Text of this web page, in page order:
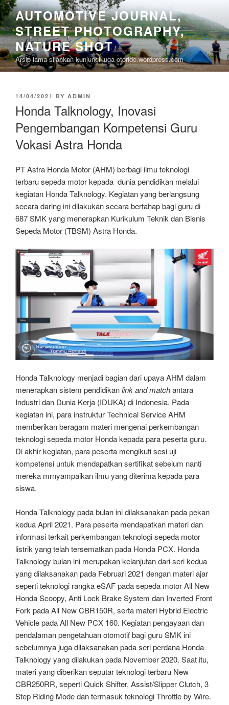
Skip
to
content
AUTOMOTIVE JOURNAL,
STREET PHOTOGRAPHY,
NATURE SHOT
Arsip lama silahkan kunjungi juga otoride.wordpress.com
POSTED
14/04/2021 BY ADMIN
Honda Talknology, Inovasi
Pengembangan Kompetensi Guru
Vokasi Astra Honda
PT Astra Honda Motor (AHM) berbagi ilmu teknologi
terbaru sepeda motor kepada dunia pendidikan melalui
kegiatan Honda Talknology. Kegiatan yang berlangsung
secara daring ini dilakukan secara bertahap bagi guru di
687 SMK yang menerapkan Kurikulum Teknik dan Bisnis
Sepeda Motor (TBSM) Astra Honda.
Honda Talknology menjadi bagian dari upaya AHM dalam
menerapkan sistem pendidikanlink and matchantara
Industri dan Dunia Kerja (IDUKA) di Indonesia. Pada
kegiatan ini, para instruktur Technical Service AHM
memberikan beragam materi mengenai perkembangan
teknologi sepeda motor Honda kepada para peserta guru.
Di akhir kegiatan, para peserta mengikuti sesi uji
kompetensi untuk mendapatkan sertifikat sebelum nanti
mereka mrnyampaikan ilmu yang diterima kepada para
siswa.
Honda Talknology pada bulan ini dilaksanakan pada pekan
kedua April 2021. Para peserta mendapatkan materi dan
informasi terkait perkembangan teknologi sepeda motor
listrik yang telah tersematkan pada Honda PCX. Honda
Talknology bulan ini merupakan kelanjutan dari seri kedua
yang dilaksanakan pada Februari 2021 dengan materi ajar
seperti teknologi rangka eSAF pada sepeda motor All New
Honda Scoopy, Anti Lock Brake System dan Inverted Front
Fork pada All New CBR150R, serta materi Hybrid Electric
Vehicle pada All New PCX 160. Kegiatan pengayaan dan
pendalaman pengetahuan otomotif bagi guru SMK ini
sebelumnya juga dilaksanakan pada seri perdana Honda
Talknology yang dilakukan pada November 2020. Saat itu,
materi yang diberikan seputar teknologi terbaru New
CBR250RR, seperti Quick Shifter, Assist/Slipper Clutch, 3
Step Riding Mode dan termasuk teknologi Throttle by Wire.